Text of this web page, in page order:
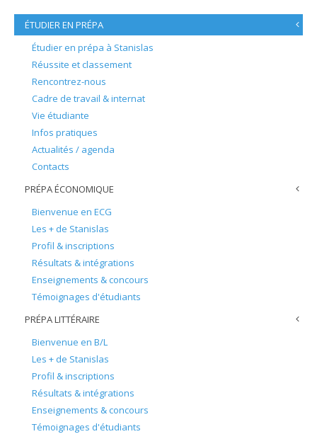
ÉTUDIER EN PRÉPA
Étudier en prépa à Stanislas
Réussite et classement
Rencontrez-nous
Cadre de travail & internat
Vie étudiante
Infos pratiques
Actualités / agenda
Contacts
PRÉPA ÉCONOMIQUE
Bienvenue en ECG
Les + de Stanislas
Profil & inscriptions
Résultats & intégrations
Enseignements & concours
Témoignages d'étudiants
PRÉPA LITTÉRAIRE
Bienvenue en B/L
Les + de Stanislas
Profil & inscriptions
Résultats & intégrations
Enseignements & concours
Témoignages d'étudiants